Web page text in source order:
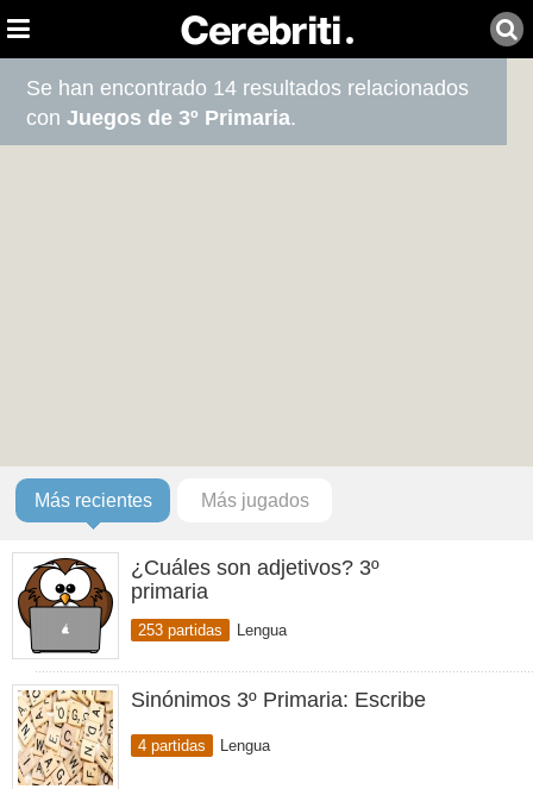
Se han encontrado 14 resultados relacionados
conJuegos de 3º Primaria.
Más recientes Más jugados
¿Cuáles son adjetivos? 3º
primaria
253 partidas Lengua
Sinónimos 3º Primaria: Escribe
4 partidas Lengua